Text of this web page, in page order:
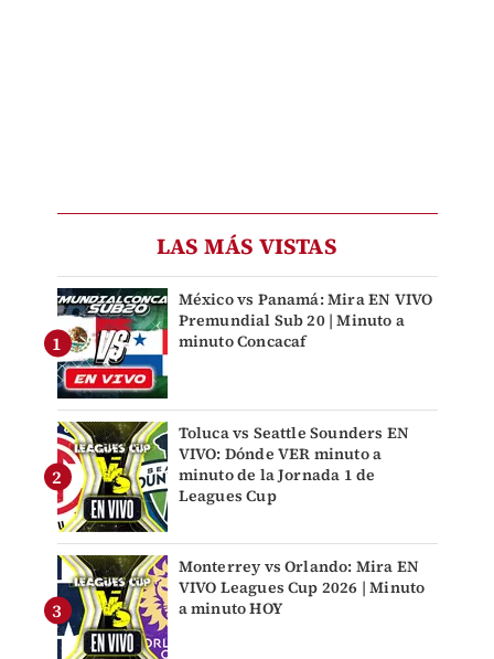
LAS MÁS VISTAS
México vs Panamá: Mira EN VIVO
Premundial Sub 20 | Minuto a
minuto Concacaf
Toluca vs Seattle Sounders EN
VIVO: Dónde VER minuto a
minuto de la Jornada 1 de
Leagues Cup
Monterrey vs Orlando: Mira EN
VIVO Leagues Cup 2026 | Minuto
a minuto HOY